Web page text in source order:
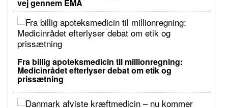
vej gennem EMA
Fra billig apoteksmedicin til millionregning:
Medicinrådet efterlyser debat om etik og
prissætning